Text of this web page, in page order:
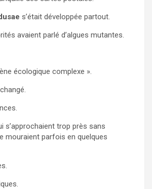
s’était développée partout.
avaient parlé d’algues mutantes.
écologique complexe ».
s’approchaient trop près sans
mouraient parfois en quelques